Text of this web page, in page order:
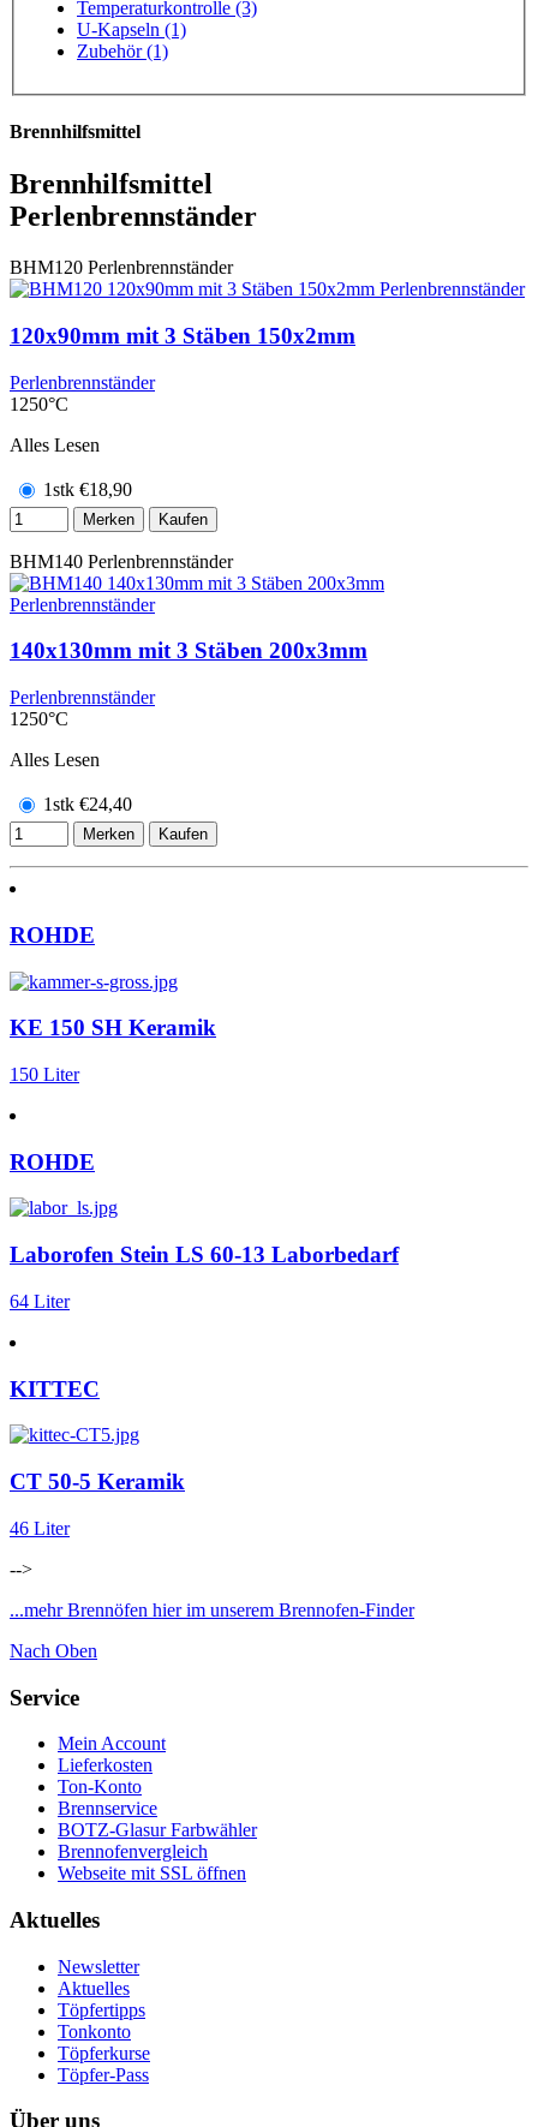
Temperaturkontrolle (3)
U-Kapseln (1)
Zubehör (1)
Brennhilfsmittel
Brennhilfsmittel
Perlenbrennständer
BHM120 Perlenbrennständer
120x90mm mit 3 Stäben 150x2mm
Perlenbrennständer
1250°C
Alles Lesen
1stk €18,90
Merken Kaufen
BHM140 Perlenbrennständer
140x130mm mit 3 Stäben 200x3mm
Perlenbrennständer
1250°C
Alles Lesen
1stk €24,40
Merken Kaufen
ROHDE
KE 150 SH Keramik
150 Liter
ROHDE
Laborofen Stein LS 60-13 Laborbedarf
64 Liter
KITTEC
CT 50-5 Keramik
46 Liter
-->
...mehr Brennöfen hier im unserem Brennofen-Finder
Nach Oben
Service
Mein Account
Lieferkosten
Ton-Konto
Brennservice
BOTZ-Glasur Farbwähler
Brennofenvergleich
Webseite mit SSL öffnen
Aktuelles
Newsletter
Aktuelles
Töpfertipps
Tonkonto
Töpferkurse
Töpfer-Pass
Über uns